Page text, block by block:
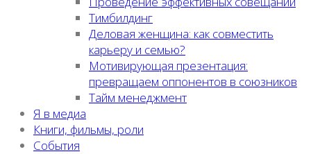
Тимбилдинг
Деловая женщина: как совместить
карьеру и семью?
Мотивирующая презентация:
превращаем оппонентов в союзников
Тайм менеджмент
Я в медиа
Книги, фильмы, роли
События